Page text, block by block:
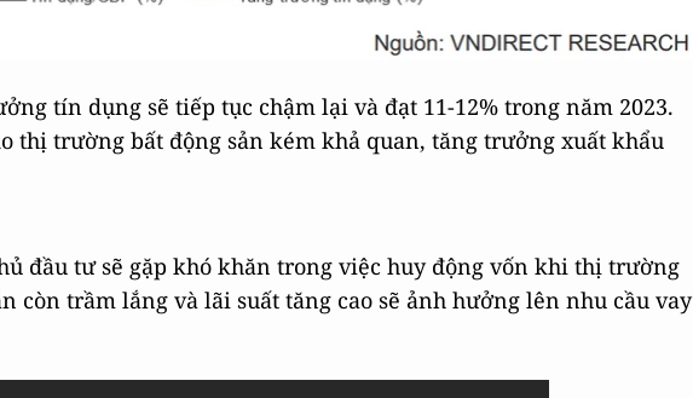
tín dụng sẽ tiếp tục chậm lại và đạt 11-12% trong năm 2023.
thị trường bất động sản kém khả quan, tăng trưởng xuất khẩu
đầu tư sẽ gặp khó khăn trong việc huy động vốn khi thị trường
còn trầm lắng và lãi suất tăng cao sẽ ảnh hưởng lên nhu cầu vay